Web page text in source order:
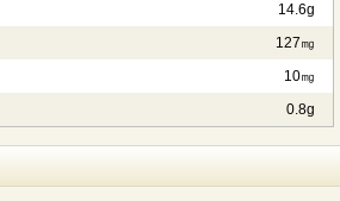
14.6g
127㎎
10㎎
0.8g